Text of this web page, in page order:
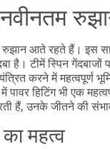
रुझान आते रहते हैं। इस
है। टीमें स्पिन गेंदबाजों
करने में महत्वपूर्ण
हिटिंग भी एक
हैं, उनके जीतने की
महत्व